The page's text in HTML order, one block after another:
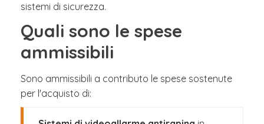
sistemi di sicurezza.
Quali sono le spese
ammissibili
Sono ammissibili a contributo le spese sostenute
per l'acquisto di: